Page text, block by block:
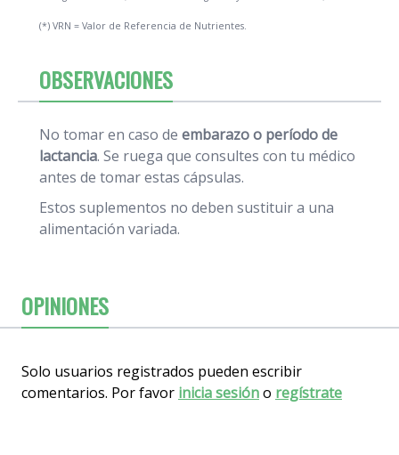
(*) VRN = Valor de Referencia de Nutrientes.
OBSERVACIONES
No tomar en caso de embarazo o período de
lactancia. Se ruega que consultes con tu médico
antes de tomar estas cápsulas.
Estos suplementos no deben sustituir a una
alimentación variada.
OPINIONES
Solo usuarios registrados pueden escribir
comentarios. Por favor inicia sesióno regístrate